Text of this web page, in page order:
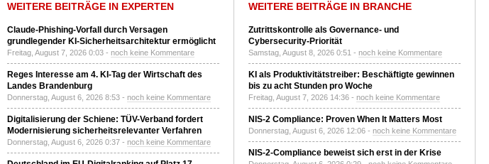
WEITERE BEITRÄGE IN EXPERTEN
Claude-Phishing-Vorfall durch Versagen
grundlegender KI-Sicherheitsarchitektur ermöglicht
Freitag, August 7, 2026 0:03 - noch keine Kommentare
Reges Interesse am 4. KI-Tag der Wirtschaft des
Landes Brandenburg
Donnerstag, August 6, 2026 8:53 - noch keine Kommentare
Digitalisierung der Schiene: TÜV-Verband fordert
Modernisierung sicherheitsrelevanter Verfahren
Donnerstag, August 6, 2026 0:37 - noch keine Kommentare
WEITERE BEITRÄGE IN BRANCHE
Zutrittskontrolle als Governance- und
Cybersecurity-Priorität
Samstag, August 8, 2026 0:51 - noch keine Kommentare
KI als Produktivitätstreiber: Beschäftigte gewinnen
bis zu acht Stunden pro Woche
Freitag, August 7, 2026 14:36 - noch keine Kommentare
NIS-2 Compliance: Proven When It Matters Most
Donnerstag, August 6, 2026 12:06 - noch keine Kommentare
NIS-2-Compliance beweist sich erst in der Krise